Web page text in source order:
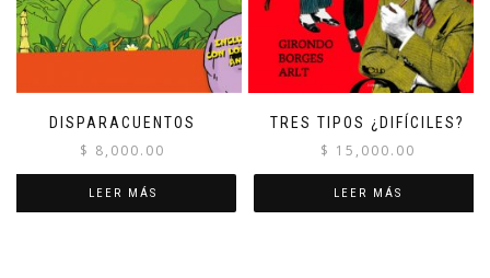
DISPARACUENTOS
$ 8,000.00
LEER MÁS
TRES TIPOS ¿DIFÍCILES?
$ 15,000.00
LEER MÁS